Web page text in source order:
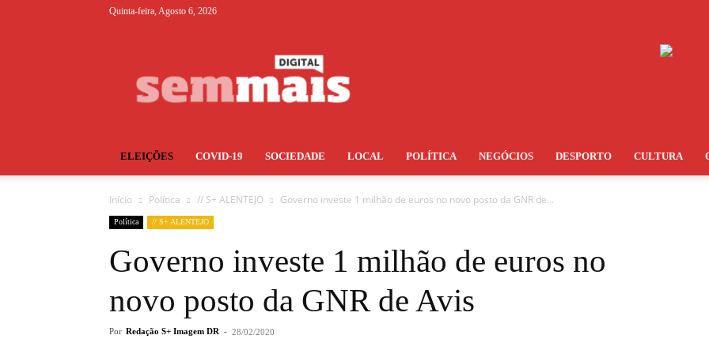
Quinta-feira, Agosto 6, 2026
ELEIÇÕES COVID-19 SOCIEDADE LOCAL POLÍTICA NEGÓCIOS DESPORTO CULTURA
Início Política // S+ ALENTEJO Governo investe 1 milhão de euros no novo posto da GNR de...
Política // S+ ALENTEJO
Governo investe 1 milhão de euros no
novo posto da GNR de Avis
Por Redação S+ Imagem DR - 28/02/2020